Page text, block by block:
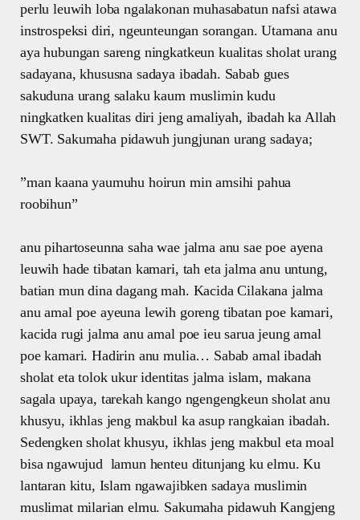
perlu leuwih loba ngalakonan muhasabatun nafsi atawa
instrospeksi diri, ngeunteungan sorangan. Utamana anu
aya hubungan sareng ningkatkeun kualitas sholat urang
sadayana, khususna sadaya ibadah. Sabab gues
sakuduna urang salaku kaum muslimin kudu
ningkatken kualitas diri jeng amaliyah, ibadah ka Allah
SWT. Sakumaha pidawuh jungjunan urang sadaya;
”man kaana yaumuhu hoirun min amsihi pahua
roobihun”
anu pihartoseunna saha wae jalma anu sae poe ayena
leuwih hade tibatan kamari, tah eta jalma anu untung,
batian mun dina dagang mah. Kacida Cilakana jalma
anu amal poe ayeuna lewih goreng tibatan poe kamari,
kacida rugi jalma anu amal poe ieu sarua jeung amal
poe kamari. Hadirin anu mulia… Sabab amal ibadah
sholat eta tolok ukur identitas jalma islam, makana
sagala upaya, tarekah kango ngengengkeun sholat anu
khusyu, ikhlas jeng makbul ka asup rangkaian ibadah.
Sedengken sholat khusyu, ikhlas jeng makbul eta moal
bisa ngawujud lamun henteu ditunjang ku elmu. Ku
lantaran kitu, Islam ngawajibken sadaya muslimin
muslimat milarian elmu. Sakumaha pidawuh Kangjeng